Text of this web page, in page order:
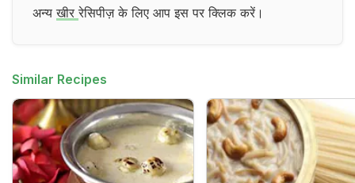
अन्यखीररेसिपीज़ के लिए आप इस पर क्लिक करें।
Similar Recipes